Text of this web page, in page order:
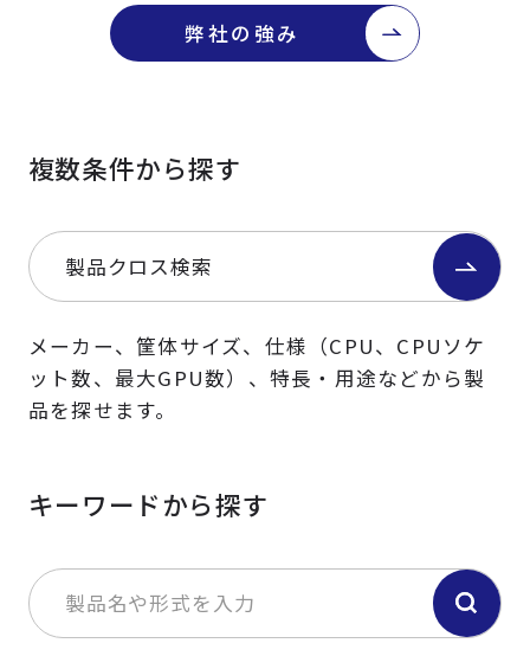
弊社の強み
複数条件から探す
製品クロス検索
メーカー、筐体サイズ、仕様（CPU、CPUソケ
ット数、最大GPU数）、特長・用途などから製
品を探せます。
キーワードから探す